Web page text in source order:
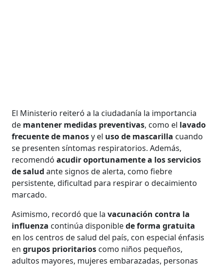
El Ministerio reiteró a la ciudadanía la importancia
de mantener medidas preventivas, como el lavado
frecuente de manosy el uso de mascarilla cuando
se presenten síntomas respiratorios. Además,
recomendóacudir oportunamente a los servicios
de salud ante signos de alerta, como fiebre
persistente, dificultad para respirar o decaimiento
marcado.
Asimismo, recordó que lavacunación contra la
influenza continúa disponiblede forma gratuita
en los centros de salud del país, con especial énfasis
engrupos prioritarios como niños pequeños,
adultos mayores, mujeres embarazadas, personas